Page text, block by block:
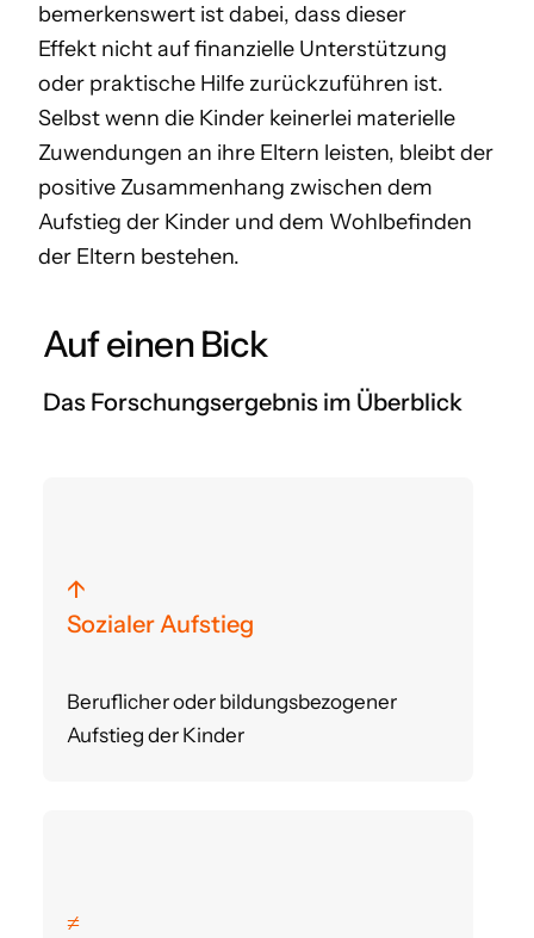
bemerkenswert ist dabei, dass dieser
Effekt nichtauf finanzielle Unterstützung
oder praktische Hilfe zurückzuführen ist.
Selbst wenn die Kinder keinerlei materielle
Zuwendungen an ihre Eltern leisten, bleibt der
positive Zusammenhang zwischen dem
Aufstieg der Kinder und dem Wohlbefinden
der Eltern bestehen.
Auf einen Bick
Das Forschungsergebnis im Überblick
↑
Sozialer Aufstieg
Beruflicher oder bildungsbezogener
Aufstieg der Kinder
≠